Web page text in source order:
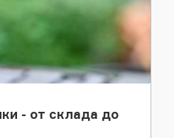
- от склада до